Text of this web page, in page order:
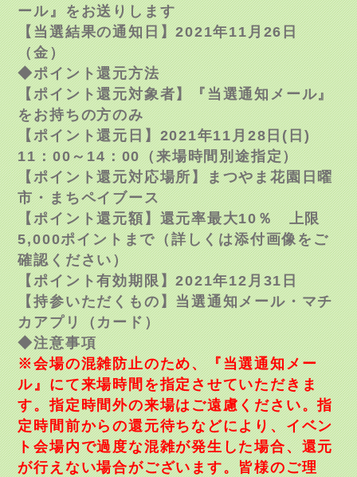
ール』をお送りします
【当選結果の通知日】2021年11月26日
（金）
◆ポイント還元方法
【ポイント還元対象者】『当選通知メール』
をお持ちの方のみ
【ポイント還元日】2021年11月28日(日)
11：00～14：00（来場時間別途指定）
【ポイント還元対応場所】まつやま花園日曜
市・まちペイブース
【ポイント還元額】還元率最大10％ 上限
5,000ポイントまで（詳しくは添付画像をご
確認ください）
【ポイント有効期限】2021年12月31日
【持参いただくもの】当選通知メール・マチ
カアプリ（カード）
◆注意事項
※会場の混雑防止のため、『当選通知メー
ル』にて来場時間を指定させていただきま
す。指定時間外の来場はご遠慮ください。指
定時間前からの還元待ちなどにより、イベン
ト会場内で過度な混雑が発生した場合、還元
が行えない場合がございます。皆様のご理